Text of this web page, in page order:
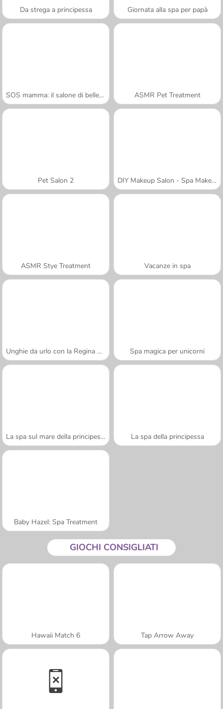
Da strega a principessa Giornata alla spa per papà
SOS mamma: il salone di bellezza ASMR Pet Treatment
Pet Salon 2 DIY Makeup Salon - Spa Makeover Studio
ASMR Stye Treatment Vacanze in spa
Unghie da urlo con la Regina dei ghiacci Spa magica per unicorni
La spa sul mare della principessa La spa della principessa
Baby Hazel: Spa Treatment
GIOCHI CONSIGLIATI
Hawaii Match 6 Tap Arrow Away